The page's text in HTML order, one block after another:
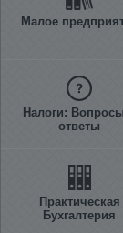
Малое
Налоги:
ответы
Практическая
Бухгалтерия